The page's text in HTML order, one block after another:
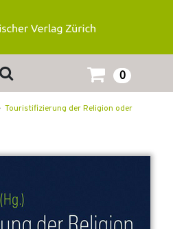
0
Touristifizierung der Religion oder